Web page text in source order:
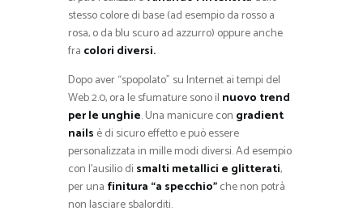
stesso colore di base (ad esempio da rosso a
rosa, o da blu scuro ad azzurro) oppure anche
fra colori diversi.
Dopo aver “spopolato” su Internet ai tempi del
Web 2.0, ora le sfumature sono il nuovo trend
per le unghie. Una manicure con gradient
nails è di sicuro effetto e può essere
personalizzata in mille modi diversi. Ad esempio
con l’ausilio di smalti metallici e glitterati,
per una finitura “a specchio”che non potrà
non lasciare sbalorditi.